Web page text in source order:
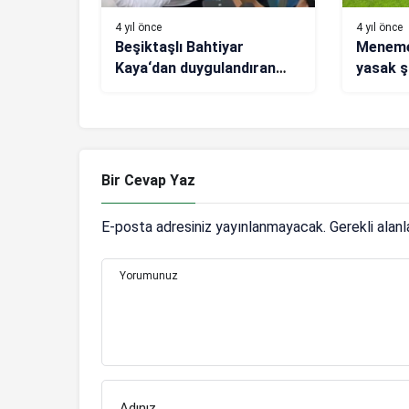
4 yıl önce
Beşiktaşlı Bahtiyar
Kaya‘dan duygulandıran
4 yıl önce
yasak
Bir Cevap Yaz
E-posta adresiniz yayınlanmayacak. Gerekli
Yorumunuz